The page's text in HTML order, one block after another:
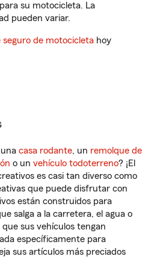
su motocicleta. La
pueden variar.
seguro de motocicleta hoy
casa rodante, un remolque de
o un vehículo todoterreno? ¡El
es casi tan diverso como
que puede disfrutar con
están construidos para
salga a la carretera, el agua o
que sus vehículos tengan
específicamente para
sus artículos más preciados